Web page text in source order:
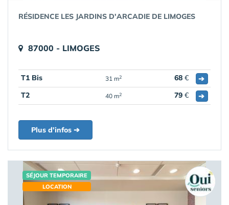
RÉSIDENCE LES JARDINS D'ARCADIE DE LIMOGES
87000 - LIMOGES
T1 Bis 31 m2 68 €
➔
T2
40 m2 79 € ➔
Plus d'infos ➔
SÉJOUR TEMPORAIRE
LOCATION